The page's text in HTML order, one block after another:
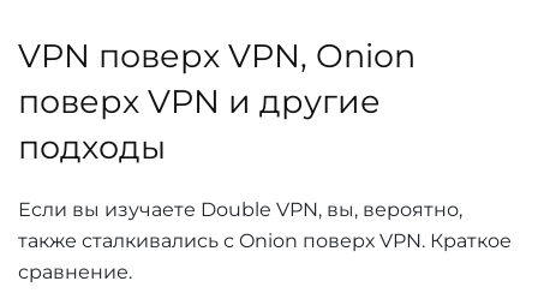
VPN поверх VPN, Onion
поверх VPN и другие
подходы
Если вы изучаете Double VPN, вы, вероятно,
также сталкивались с Onion поверх VPN. Краткое
сравнение.